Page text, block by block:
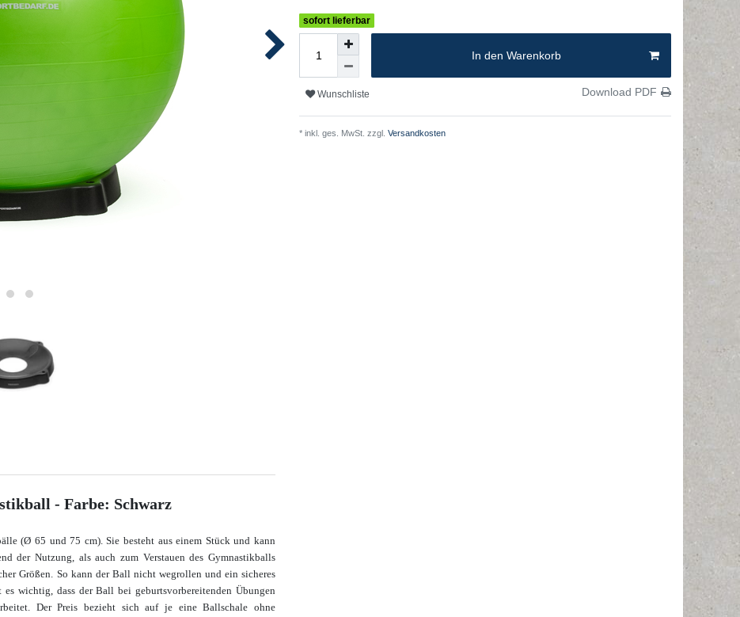
- Farbe: Schwarz
(Ø 65 und 75 cm). Sie besteht aus einem Stück und kann
der Nutzung, als auch zum Verstauen des Gymnastikballs
Größen. So kann der Ball nicht wegrollen und ein sicheres
wichtig, dass der Ball bei geburtsvorbereitenden Übungen
Der Preis bezieht sich auf je eine Ballschale ohne
sofort lieferbar
In den Warenkorb
Wunschliste Download PDF
* inkl. ges. MwSt. zzgl. Versandkosten